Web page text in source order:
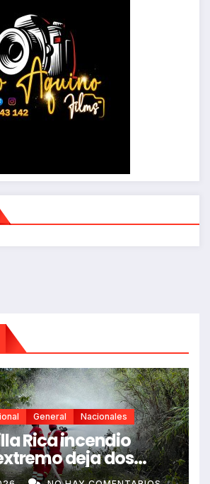
General Nacionales
Rica incendio
deja dos
y heridos